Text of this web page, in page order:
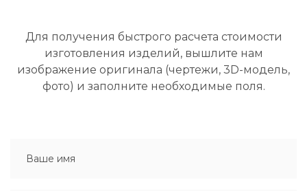
Для получения быстрого расчета стоимости
изготовления изделий, вышлите нам
изображение оригинала (чертежи, 3D-модель,
фото) и заполните необходимые поля.